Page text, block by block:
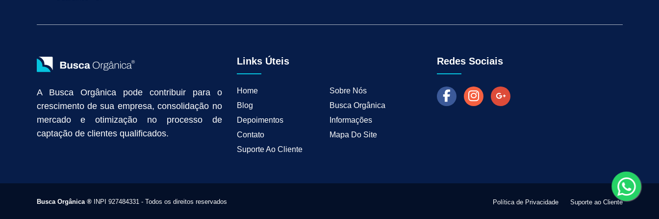
Anunciar na Internet
Captar Clientes Criação de Site para Indústria Marketing de Busca Industrial Marketing Industrial B2B Marketing para Empresas
Como Fazer Industria Vender Mais
A Busca Orgânica pode contribuir para o
crescimento de sua empresa, consolidação no
mercado e otimização no processo de
captação de clientes qualificados.
Links Úteis
Home
Sobre Nós
Blog
Busca Orgânica
Depoimentos
Informações
Contato
Mapa Do Site
Suporte Ao Cliente
Redes Sociais
Busca Orgânica ®INPI 927484331 - Todos os direitos reservados Política de Privacidade Suporte ao Cliente